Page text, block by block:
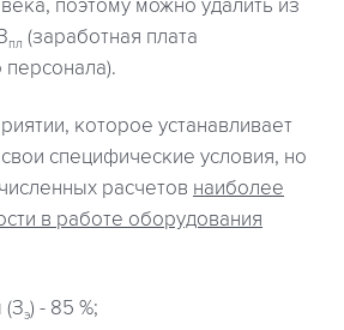
поэтому можно удалить из
пл (заработная плата
которое устанавливает
специфические условия, но
расчетов наиболее
в работе оборудования
(Зэ) - 85 %;